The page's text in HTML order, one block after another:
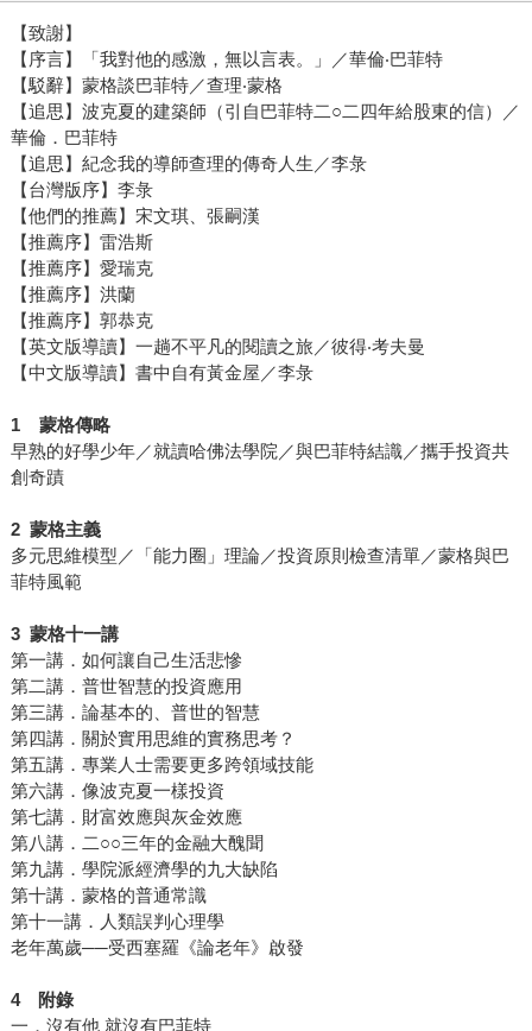
【致謝】
【序言】「我對他的感激，無以言表。」／華倫‧巴菲特
【駁辭】蒙格談巴菲特／查理‧蒙格
【追思】波克夏的建築師（引自巴菲特二○二四年給股東的信）／
華倫．巴菲特
【追思】紀念我的導師查理的傳奇人生／李彔
【台灣版序】李彔
【他們的推薦】宋文琪、張嗣漢
【推薦序】雷浩斯
【推薦序】愛瑞克
【推薦序】洪蘭
【推薦序】郭恭克
【英文版導讀】一趟不平凡的閱讀之旅／彼得‧考夫曼
【中文版導讀】書中自有黃金屋／李彔
1 蒙格傳略
早熟的好學少年／就讀哈佛法學院／與巴菲特結識／攜手投資共
創奇蹟
2 蒙格主義
多元思維模型／「能力圈」理論／投資原則檢查清單／蒙格與巴
菲特風範
3 蒙格十一講
第一講．如何讓自己生活悲慘
第二講．普世智慧的投資應用
第三講．論基本的、普世的智慧
第四講．關於實用思維的實務思考？
第五講．專業人士需要更多跨領域技能
第六講．像波克夏一樣投資
第七講．財富效應與灰金效應
第八講．二○○三年的金融大醜聞
第九講．學院派經濟學的九大缺陷
第十講．蒙格的普通常識
第十一講．人類誤判心理學
老年萬歲──受西塞羅《論老年》啟發
4附錄
一．沒有他 就沒有巴菲特